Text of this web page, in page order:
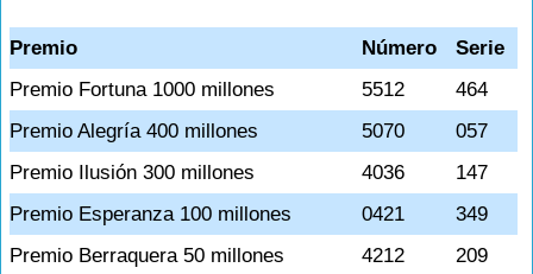
Premio Número
Serie
Premio Fortuna 1000 millones
5512
464
Premio Alegría 400 millones
5070
057
Premio Ilusión 300 millones
4036
147
Premio Esperanza 100 millones
0421
349
Premio Berraquera 50 millones
4212
209